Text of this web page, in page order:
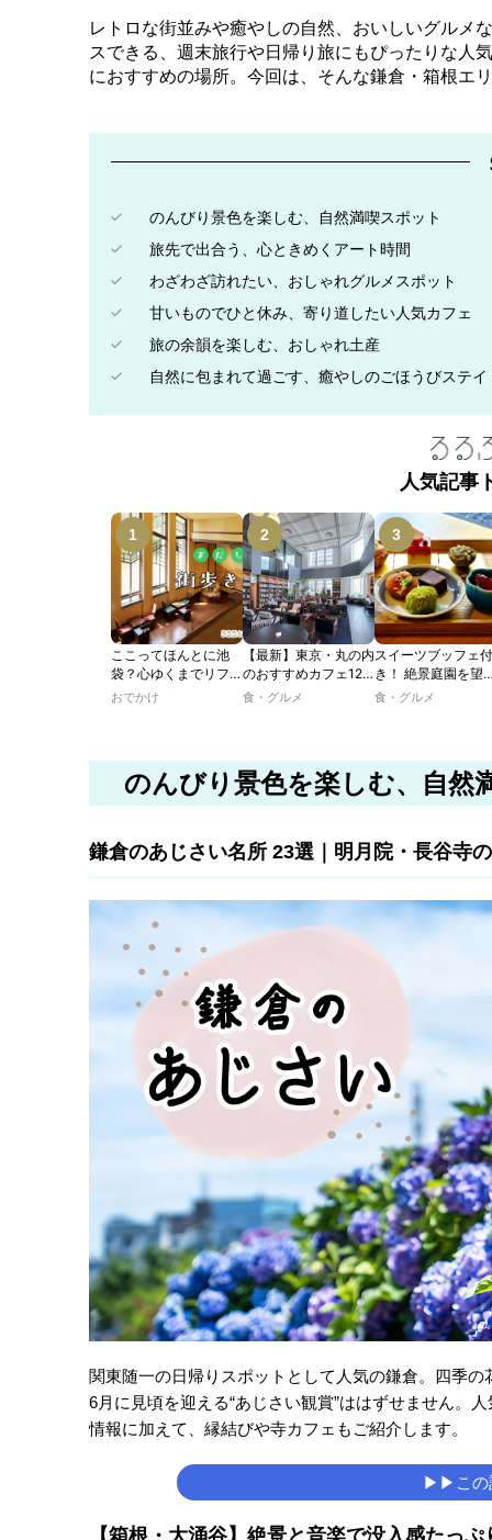
レトロな街並みや癒やしの自然、おいしいグルメ
スできる、週末旅行や日帰り旅にもぴったりな人
におすすめの場所。今回は、そんな鎌倉・箱根エ
のんびり景色を楽しむ、自然満喫スポット
旅先で出合う、心ときめくアート時間
わざわざ訪れたい、おしゃれグルメスポット
甘いものでひと休み、寄り道したい人気カフェ
旅の余韻を楽しむ、おしゃれ土産
自然に包まれて過ごす、癒やしのごほうびステイ
人気記事
ここってほんとに池
袋？心ゆくまでリフレ
ッシュできる池袋・街
おでかけ
【最新】東京・丸の内
のおすすめカフェ12
選｜ひとりでゆったり
ルラウンジまで！
食・グルメ
スイーツブッフェ付
き！ 絶景庭園を望
ホテルレストラン
食・グルメ
のんびり景色を楽しむ、自然
鎌倉のあじさい名所 23選｜明月院・長谷寺
関東随一の日帰りスポットとして人気の鎌倉。四季
6月に見頃を迎える“あじさい観賞”ははずせません。
情報に加えて、縁結びや寺カフェもご紹介します。
▶▶この
【箱根・大涌谷】絶景と音楽で没入感たっ